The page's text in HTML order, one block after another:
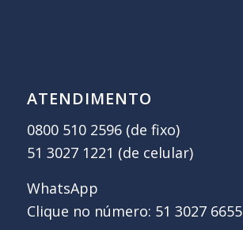
ATENDIMENTO
0800 510 2596 (de fixo)
51 3027 1221 (de celular)
WhatsApp
Clique no número: 51 3027 6655